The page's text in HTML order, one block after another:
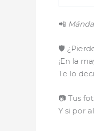
📲
🛡️
¡En la
Te lo
📷 Tus
Y si por